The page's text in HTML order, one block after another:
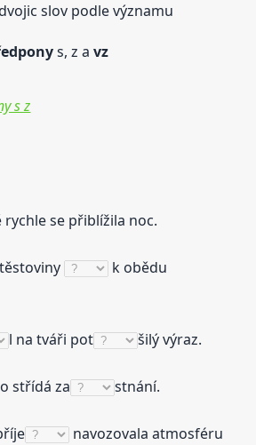
slov podle významu
s, z avz
s z
rychle se přiblížila noc.
k obědu
l na tváři pot šilý výraz.
střídá za stnání.
navozovala atmosféru